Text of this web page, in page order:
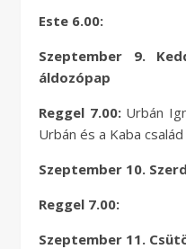
Este 6.00:
Szeptember 9.
áldozópap
Reggel 7.00:Urbán
Urbán és a Kaba
Szeptember 10.
Reggel 7.00:
Szeptember 11.